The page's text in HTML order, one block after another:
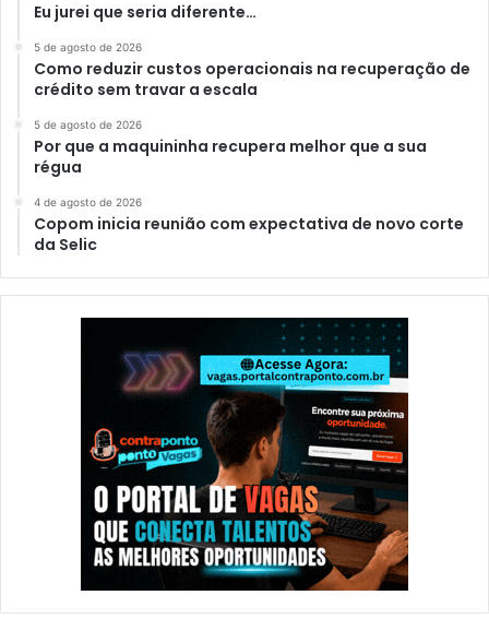
Eu jurei que seria diferente…
5 de agosto de 2026
Como reduzir custos operacionais na recuperação de
crédito sem travar a escala
5 de agosto de 2026
Por que a maquininha recupera melhor que a sua
régua
4 de agosto de 2026
Copom inicia reunião com expectativa de novo corte
da Selic